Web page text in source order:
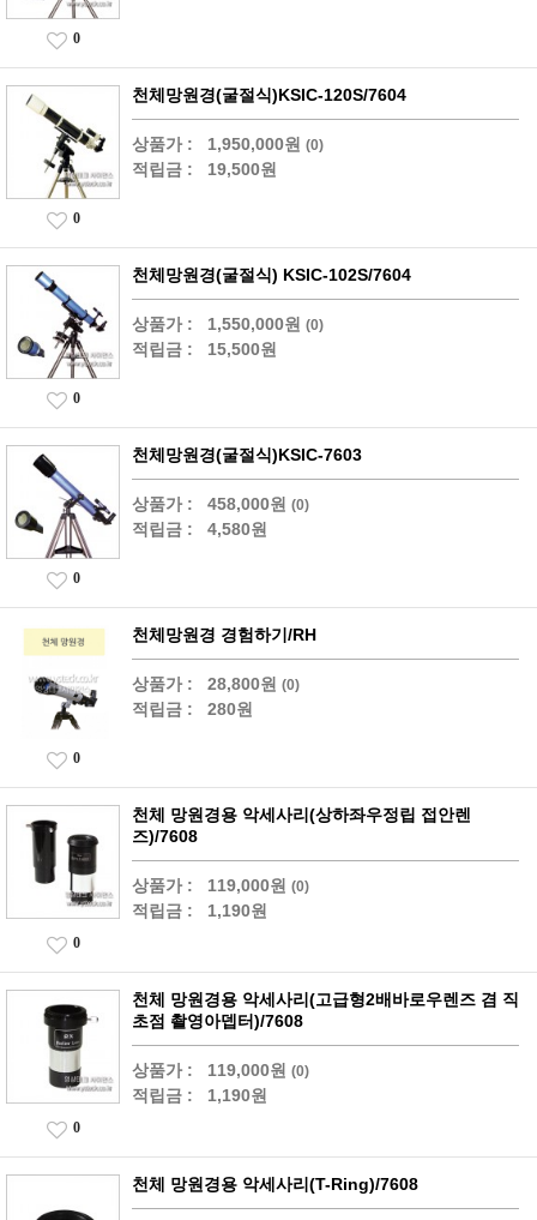
0
천체망원경(굴절식)KSIC-120S/7604
상품가 : 1,950,000원 (0)
적립금 : 19,500원
0
천체망원경(굴절식) KSIC-102S/7604
상품가 : 1,550,000원 (0)
적립금 : 15,500원
0
천체망원경(굴절식)KSIC-7603
상품가 : 458,000원 (0)
적립금 : 4,580원
0
천체망원경 경험하기/RH
상품가 : 28,800원 (0)
적립금 : 280원
0
천체 망원경용 악세사리(상하좌우정립 접안렌
즈)/7608
상품가 : 119,000원 (0)
적립금 : 1,190원
0
천체 망원경용 악세사리(고급형2배바로우렌즈 겸 직
초점 촬영아뎁터)/7608
상품가 : 119,000원 (0)
적립금 : 1,190원
0
천체 망원경용 악세사리(T-Ring)/7608